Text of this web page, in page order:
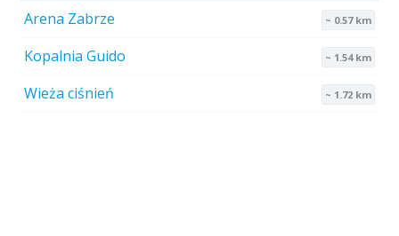
Arena Zabrze
~ 0.57 km
Kopalnia Guido ~ 1.54 km
Wieża ciśnień ~ 1.72 km